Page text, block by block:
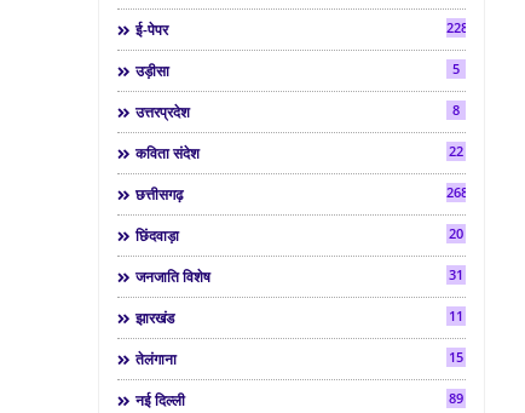
ई-पेपर 2286
उड़ीसा 5
उत्तरप्रदेश 8
कविता संदेश 22
छत्तीसगढ़ 268
छिंदवाड़ा 20
जनजाति विशेष 31
झारखंड 11
तेलंगाना 15
नई दिल्ली 89